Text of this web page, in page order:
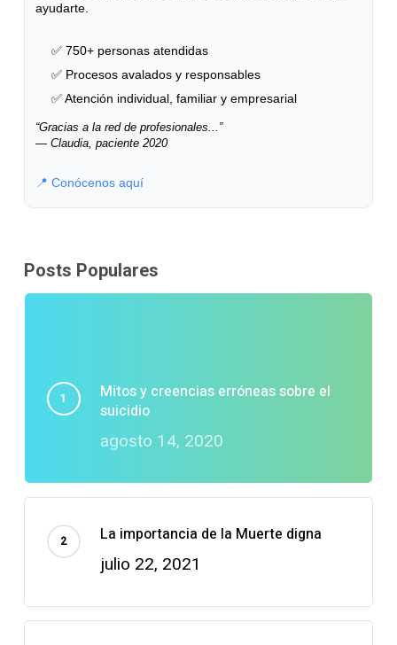
ayudarte.
✅ 750+ personas atendidas
✅ Procesos avalados y responsables
✅ Atención individual, familiar y empresarial
“Gracias a la red de profesionales...”
— Claudia, paciente 2020
📍 Conócenos aquí
Posts Populares
Mitos y creencias erróneas sobre el
suicidio
agosto 14, 2020
La importancia de la Muerte digna
julio 22, 2021